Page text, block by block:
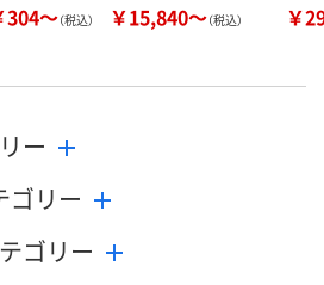
304～（税込） ￥15,840～（税込） ￥
ー
ゴリー
ゴリー